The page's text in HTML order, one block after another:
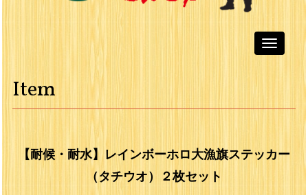
Toggle
Item
【耐候・耐水】レインボーホロ大漁旗ステッカー
（タチウオ）２枚セット